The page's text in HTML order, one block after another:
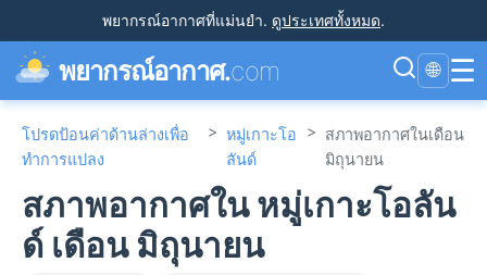
พยากรณ์อากาศที่แม่นยำ. ดูประเทศทั้งหมด.
พยากรณ์อากาศ.com 🌐 ☰
โปรดป้อนค่าด้านล่างเพื่อ
ทำการแปลง
> หมู่เกาะโอ
ลันด์
> สภาพอากาศในเดือน
มิถุนายน
สภาพอากาศใน หมู่เกาะโอลัน
ด์ เดือน มิถุนายน